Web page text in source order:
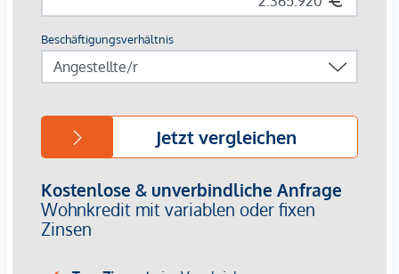
Die zentrale Lage garantiert eine perfekte Infrastruktur und
Anbindung. Nur wenige Minuten entfernt liegt die WU
sowie die Vorgartenstraße, wo Boutiquen, Concept Stores
und Nahversorger alle Wünsche erfüllen. Von gehobenen
bietet eine vielfältige Kulinarik.
HIGHLIGHTS
25 exklusive Eigentumswohnungen
20 revitalisierte Altbauwohnungen
5 moderne Dachgeschoßwohnungen